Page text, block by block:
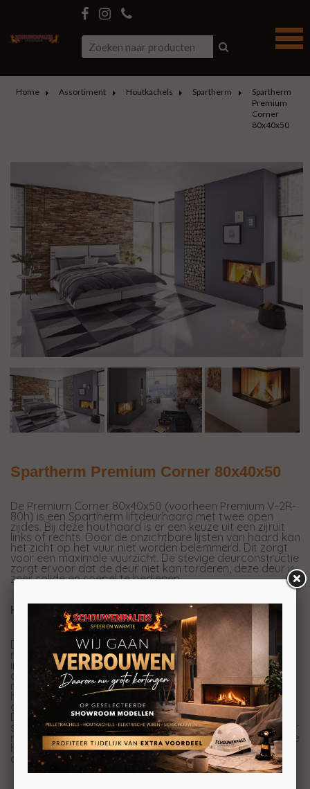
Home Assortiment Houtkachels Spartherm
Spartherm
Premium
Corner
80x40x50
Spartherm Premium Corner 80x40x50
De Premium Corner 80x40x50 (voorheen Premium V-2R-
80h) is een Spartherm liftdeurhaard met twee open
zijdes. Bij deze houthaard is er een keuze uit een zijruit
links of rechts. Door de onzichtbare lijsten van haard kan
het zicht op het vuur niet worden belemmerd. Dit zorgt
voor een maximale vuurzicht. De stevige deurconstructie
zorgt ervoor dat de deur niet kan torderen, deze deur is
zeer solide en soepel te bedienen.
Hoog rendement
De Premium lijn van Spartherm heeft een hoog
rendement (energieklasse A+). Wanneer u dus een
inzethaard van Spartherm gebruikt in een bestaande
openhaard situatie gaat u van hooguit 10% rendement
naar 80%! Dat betekent meer warmteopbrengst uit uw
hout, dus zuiniger stoken, maar ook (veel) minder
overlast voor de omgeving en schoner voor het millieu.
Daarnaast is het met een inzethaard veel makkelijker
stoken dan met een openhaard en levert het veel minder
rommel op. Ook kunt u gewoon gaan slapen wanneer de
haard nog aan is of als u even voor een boodschap de
deur uit moet en dit kan met een openhaard niet.